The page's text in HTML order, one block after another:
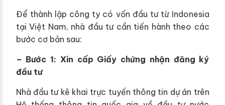
Để thành lập công ty có vốn đầu tư từ Indonesia
tại Việt Nam, nhà đầu tư cần tiến hành theo các
bước cơ bản sau:
– Bước 1: Xin cấp Giấy chứng nhận đăng ký
đầu tư
Nhà đầu tư kê khai trực tuyến thông tin dự án trên